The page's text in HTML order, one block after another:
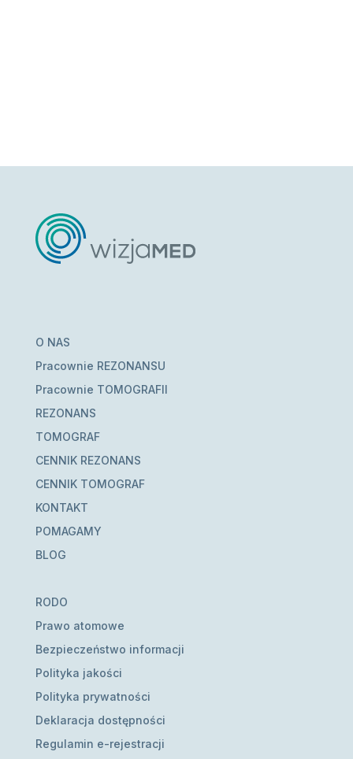
O NAS
Pracownie REZONANSU
Pracownie TOMOGRAFII
REZONANS
TOMOGRAF
CENNIK REZONANS
CENNIK TOMOGRAF
KONTAKT
POMAGAMY
BLOG
RODO
Prawo atomowe
Bezpieczeństwo informacji
Polityka jakości
Polityka prywatności
Deklaracja dostępności
Regulamin e-rejestracji